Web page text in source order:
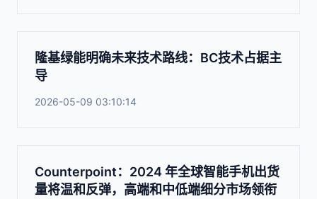
隆基绿能明确未来技术路线：BC技术占据主
导
2026-05-09 03:10:14
Counterpoint：2024 年全球智能手机出货
量将温和反弹，高端和中低端细分市场领衔